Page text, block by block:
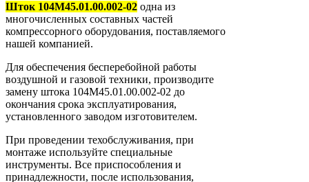
Шток 104М45.01.00.002-02 одна из
многочисленных составных частей
компрессорного оборудования, поставляемого
нашей компанией.
Для обеспечения бесперебойной работы
воздушной и газовой техники, производите
замену штока 104М45.01.00.002-02 до
окончания срока эксплуатирования,
установленного заводом изготовителем.
При проведении техобслуживания, при
монтаже используйте специальные
инструменты. Все приспособления и
принадлежности, после использования,